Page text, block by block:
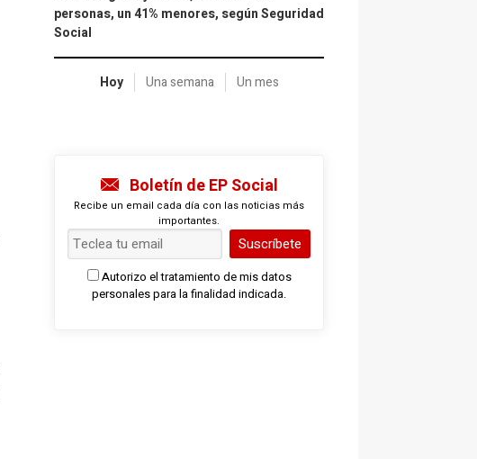
personas, un 41% menores, según Seguridad
Social
Hoy Una semana Un mes
Boletín de EP Social
Recibe un email cada día con las noticias más
importantes.
Suscríbete
Autorizo el tratamiento de mis datos
personales para la finalidad indicada.